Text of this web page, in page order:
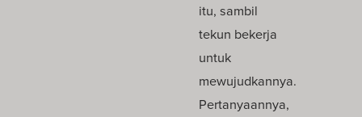
itu, sambil
tekun bekerja
untuk
mewujudkannya.
Pertanyaannya,